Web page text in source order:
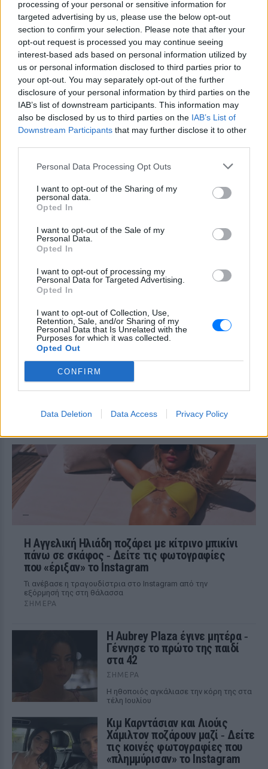
processing of your personal or sensitive information for
targeted advertising by us, please use the below opt-out
section to confirm your selection. Please note that after your
opt-out request is processed you may continue seeing
interest-based ads based on personal information utilized by
us or personal information disclosed to third parties prior to
your opt-out. You may separately opt-out of the further
disclosure of your personal information by third parties on the
IAB’s list of downstream participants. This information may
also be disclosed by us to third parties on the IAB’s List of
Downstream Participants that may further disclose it to other
Personal Data Processing Opt Outs
I want to opt-out of the Sharing of my
personal data.
Opted In
I want to opt-out of the Sale of my
Personal Data.
Opted In
I want to opt-out of processing my
Personal Data for Targeted Advertising.
Opted In
I want to opt-out of Collection, Use,
Retention, Sale, and/or Sharing of my
Personal Data that Is Unrelated with the
Purposes for which it was collected.
Opted Out
CONFIRM
Data Deletion Data Access Privacy Policy
ΔΕΙΤΕ ΕΠΙΣΗΣ
ΣΤΗΝ ΙΔΙΑ ΚΑΤΗΓΟΡΙΑ
Extreme Makeover Home
Edition με τον Σπύρο Σούλη: Το
νέο trailer του ΑΝΤ1 που μας
άφησε άφωνους
έρχεται στον ΑΝΤ1 από το φθινόπωρο,
ελληνικής εκδοχής.
στιγμιότυπα που μοιράστηκαν
Η διάσημη τηλεπερσόνα δημοσίευσε
φωτογραφικό άλμπουμ με selfie και
Βάνα Μπάρμπα για τον Νίκο
Καλογερόπουλο: «Είχε
συστήματα»
Η ηθοποιός μίλησε στην εκπομπή
συνάδελφο που έφυγε από τη ζωή σε
ηλικία 74 ετών, θυμούμενη τη συνεργασία
Η Αγγελική Ηλιάδη ποζάρει με κίτρινο μπικίνι
πάνω σε σκάφος ‑ Δείτε τις φωτογραφίες
που «έριξαν» το Instagram
Τι ανέβασε η τραγουδίστρια στο Instagram από την
εξόρμησή της στη θάλασσα
ΣΉΜΕΡΑ
Η Aubrey Plaza έγινε μητέρα ‑
Γέννησε το πρώτο της παιδί
στα 42
ΣΉΜΕΡΑ
Η ηθοποιός αγκάλιασε την κόρη της στα
τέλη Ιουλίου
Κιμ Καρντάσιαν και Λιούις
Χάμιλτον ποζάρουν μαζί ‑ Δείτε
τις κοινές φωτογραφίες που
«πλημμύρισαν» το Instagram